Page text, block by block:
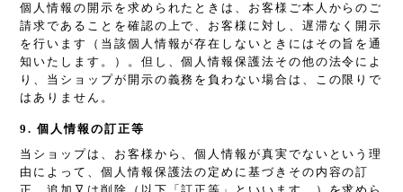
個人情報の開示を求められたときは、お客様ご本人からのご
請求であることを確認の上で、お客様に対し、遅滞なく開示
を行います（当該個人情報が存在しないときにはその旨を通
知いたします。）。但し、個人情報保護法その他の法令によ
り、当ショップが開示の義務を負わない場合は、この限りで
はありません。
9. 個人情報の訂正等
当ショップは、お客様から、個人情報が真実でないという理
由によって、個人情報保護法の定めに基づきその内容の訂